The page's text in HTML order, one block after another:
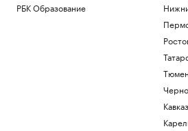
РБК Образование
Кавказ